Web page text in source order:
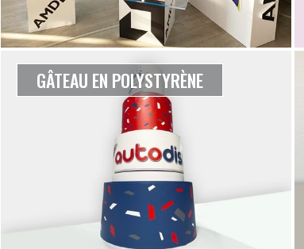
GÂTEAU EN POLYSTYRÈNE